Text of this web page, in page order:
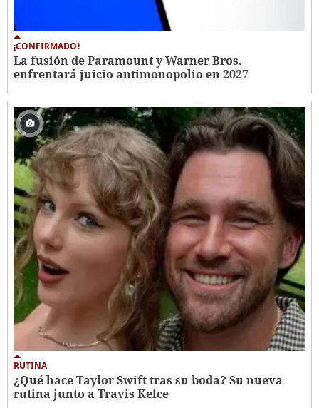
¡CONFIRMADO!
La fusión de Paramount y Warner Bros.
enfrentará juicio antimonopolio en 2027
RUTINA
¿Qué hace Taylor Swift tras su boda? Su nueva
rutina junto a Travis Kelce